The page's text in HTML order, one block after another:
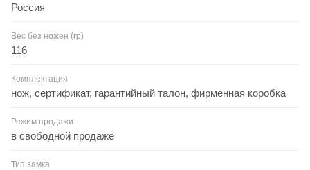
Россия
Вес без ножен (гр)
116
Комплектация
нож, сертификат, гарантийный талон, фирменная коробка
Режим продажи
в свободной продаже
Тип замка